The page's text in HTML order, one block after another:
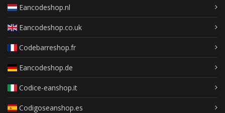
Eancodeshop.nl
Eancodeshop.co.uk
Codebarreshop.fr
Eancodeshop.de
Codice-eanshop.it
Codigoseanshop.es